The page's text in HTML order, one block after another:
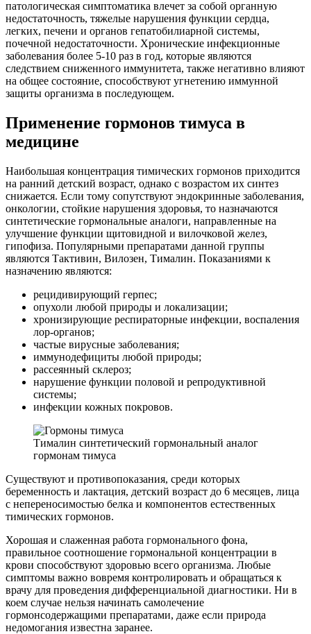
патологическая симптоматика влечет за собой органную
недостаточность, тяжелые нарушения функции сердца,
легких, печени и органов гепатобилиарной системы,
почечной недостаточности. Хронические инфекционные
заболевания более 5-10 раз в год, которые являются
следствием сниженного иммунитета, также негативно влияют
на общее состояние, способствуют угнетению иммунной
защиты организма в последующем.
Применение гормонов тимуса в
медицине
Наибольшая концентрация тимических гормонов приходится
на ранний детский возраст, однако с возрастом их синтез
снижается. Если тому сопутствуют эндокринные заболевания,
онкологии, стойкие нарушения здоровья, то назначаются
синтетические гормональные аналоги, направленные на
улучшение функции щитовидной и вилочковой желез,
гипофиза. Популярными препаратами данной группы
являются Тактивин, Вилозен, Тималин. Показаниями к
назначению являются:
рецидивирующий герпес;
опухоли любой природы и локализации;
хронизирующие респираторные инфекции, воспаления
лор-органов;
частые вирусные заболевания;
иммунодефициты любой природы;
рассеянный склероз;
нарушение функции половой и репродуктивной
системы;
инфекции кожных покровов.
Тималин синтетический гормональный аналог
гормонам тимуса
Существуют и противопоказания, среди которых
беременность и лактация, детский возраст до 6 месяцев, лица
с непереносимостью белка и компонентов естественных
тимических гормонов.
Хорошая и слаженная работа гормонального фона,
правильное соотношение гормональной концентрации в
крови способствуют здоровью всего организма. Любые
симптомы важно вовремя контролировать и обращаться к
врачу для проведения дифференциальной диагностики. Ни в
коем случае нельзя начинать самолечение
гормонсодержащими препаратами, даже если природа
недомогания известна заранее.